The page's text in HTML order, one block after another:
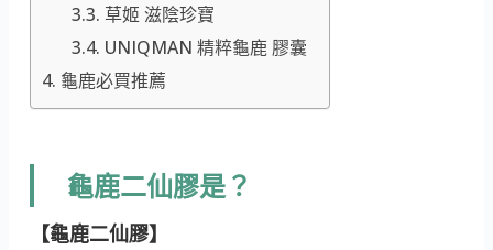
草姬 滋陰珍寶
UNIQMAN 精粹龜鹿 膠囊
龜鹿必買推薦
龜鹿二仙膠是？
【龜鹿二仙膠】